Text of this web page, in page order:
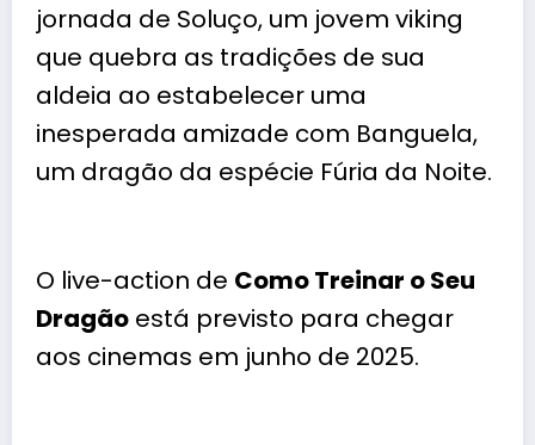
jornada de Soluço, um jovem viking
que quebra as tradições de sua
aldeia ao estabelecer uma
inesperada amizade com Banguela,
um dragão da espécie Fúria da Noite.
O live-action de Como Treinar o Seu
Dragão está previsto para chegar
aos cinemas em junho de 2025.